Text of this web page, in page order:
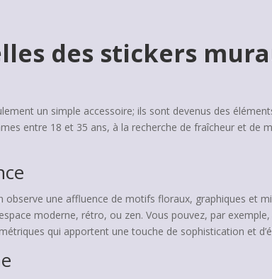
des stickers
un simple accessoire; ils sont devenus des
entre 18 et 35 ans, à la recherche de fraîcheur et
une affluence de motifs floraux, graphiques et
espace moderne, rétro, ou zen. Vous pouvez, par
qui apportent une touche de sophistication et